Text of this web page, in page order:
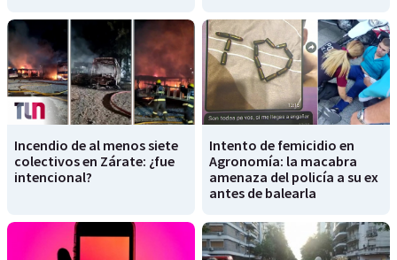
Incendio de al menos siete
colectivos en Zárate: ¿fue
intencional?
Intento de femicidio en
Agronomía: la macabra
amenaza del policía a su ex
antes de balearla